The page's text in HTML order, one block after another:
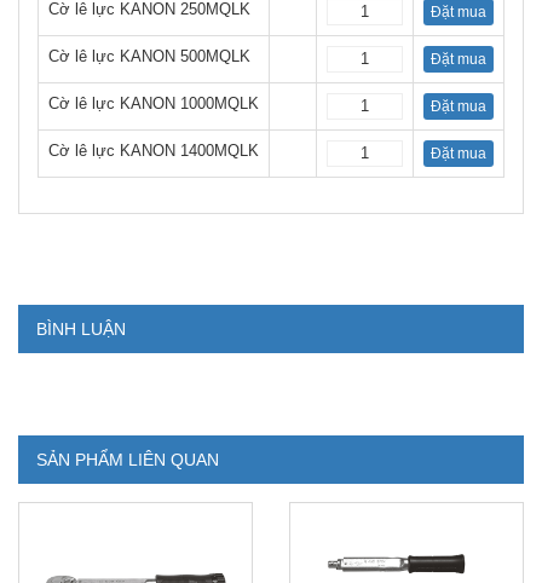
Cờ lê lực KANON 250MQLK Đặt mua
Cờ lê lực KANON 500MQLK Đặt mua
Cờ lê lực KANON 1000MQLK Đặt mua
Cờ lê lực KANON 1400MQLK Đặt mua
BÌNH LUẬN
SẢN PHẨM LIÊN QUAN